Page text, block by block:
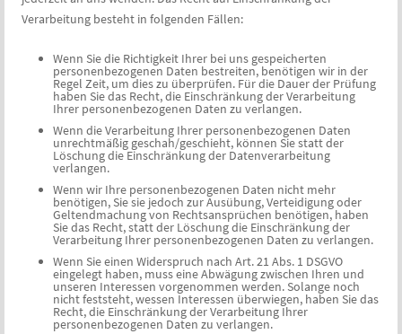
Verarbeitung besteht in folgenden Fällen:
Wenn Sie die Richtigkeit Ihrer bei uns gespeicherten
personenbezogenen Daten bestreiten, benötigen wir in der
Regel Zeit, um dies zu überprüfen. Für die Dauer der Prüfung
haben Sie das Recht, die Einschränkung der Verarbeitung
Ihrer personenbezogenen Daten zu verlangen.
Wenn die Verarbeitung Ihrer personenbezogenen Daten
unrechtmäßig geschah/geschieht, können Sie statt der
Löschung die Einschränkung der Datenverarbeitung
verlangen.
Wenn wir Ihre personenbezogenen Daten nicht mehr
benötigen, Sie sie jedoch zur Ausübung, Verteidigung oder
Geltendmachung von Rechtsansprüchen benötigen, haben
Sie das Recht, statt der Löschung die Einschränkung der
Verarbeitung Ihrer personenbezogenen Daten zu verlangen.
Wenn Sie einen Widerspruch nach Art. 21 Abs. 1 DSGVO
eingelegt haben, muss eine Abwägung zwischen Ihren und
unseren Interessen vorgenommen werden. Solange noch
nicht feststeht, wessen Interessen überwiegen, haben Sie das
Recht, die Einschränkung der Verarbeitung Ihrer
personenbezogenen Daten zu verlangen.